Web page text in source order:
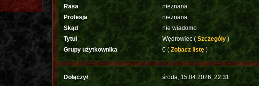
Rasa
nieznana
Profesja
nieznana
Skąd
nie wiadomo
Tytuł
Wędrowiec ( Szczegóły)
Grupy użytkownika
0 (Zobacz listę )
Dołączył środa, 15.04.2026, 22:31